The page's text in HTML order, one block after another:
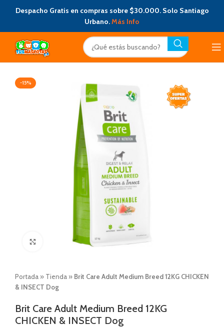
Despacho Gratis en compras sobre $30.000. Solo Santiago
Urbano.Más Info
-15%
Click to enlarge
Portada » Tienda » Brit Care Adult Medium Breed 12KG CHICKEN
& INSECT Dog
Brit Care Adult Medium Breed 12KG
CHICKEN & INSECT Dog